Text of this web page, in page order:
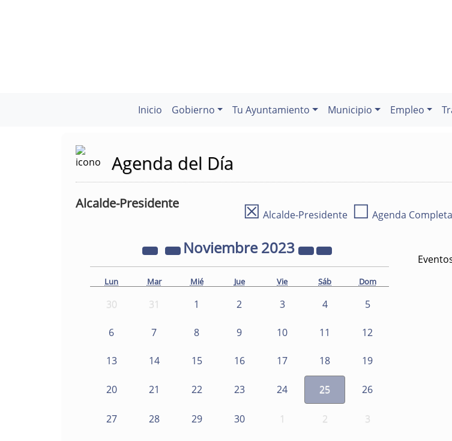
Inicio Gobierno Tu Ayuntamiento Municipio Empleo
Agenda del Día
Alcalde-Presidente ☒ Alcalde-Presidente ☐ Agenda Completa
Noviembre2023
Lun Mar Mié Jue Vie Sáb Dom
30 31 1 2 3 4 5
6 7 8 9 10 11 12
13 14 15 16 17 18 19
20 21 22 23 24 25 26
27 28 29 30 1 2 3